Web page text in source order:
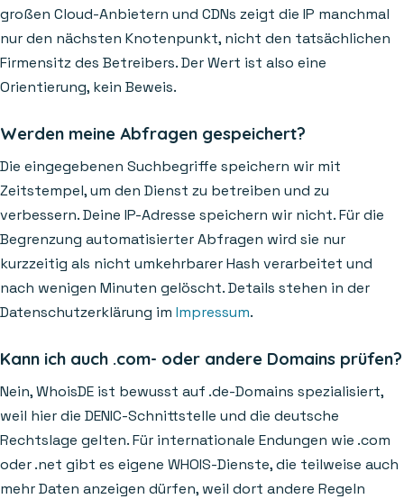
großen Cloud-Anbietern und CDNs zeigt die IP manchmal
nur den nächsten Knotenpunkt, nicht den tatsächlichen
Firmensitz des Betreibers. Der Wert ist also eine
Orientierung, kein Beweis.
Werden meine Abfragen gespeichert?
Die eingegebenen Suchbegriffe speichern wir mit
Zeitstempel, um den Dienst zu betreiben und zu
verbessern. Deine IP-Adresse speichern wir nicht. Für die
Begrenzung automatisierter Abfragen wird sie nur
kurzzeitig als nicht umkehrbarer Hash verarbeitet und
nach wenigen Minuten gelöscht. Details stehen in der
Datenschutzerklärung im Impressum.
Kann ich auch .com- oder andere Domains prüfen?
Nein, WhoisDE ist bewusst auf .de-Domains spezialisiert,
weil hier die DENIC-Schnittstelle und die deutsche
Rechtslage gelten. Für internationale Endungen wie .com
oder .net gibt es eigene WHOIS-Dienste, die teilweise auch
mehr Daten anzeigen dürfen, weil dort andere Regeln